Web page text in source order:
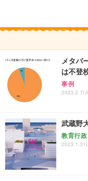
メタバ
は不登
事例
2023.2.7(
武蔵野
教育行政